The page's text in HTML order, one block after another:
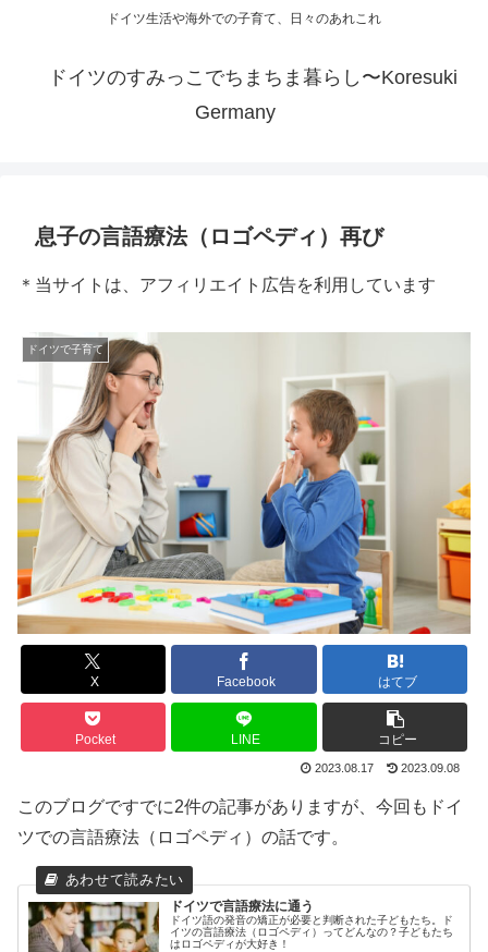
ドイツ生活や海外での子育て、日々のあれこれ
ドイツのすみっこでちまちま暮らし〜Koresuki
Germany
息子の言語療法（ロゴペディ）再び
＊当サイトは、アフィリエイト広告を利用しています
ドイツで子育て
X Facebook はてブ
Pocket LINE コピー
2023.08.17 2023.09.08
このブログですでに2件の記事がありますが、今回もドイ
ツでの言語療法（ロゴペディ）の話です。
ドイツで言語療法に通う
ドイツ語の発音の矯正が必要と判断された子どもたち。ド
イツの言語療法（ロゴペディ）ってどんなの？子どもたち
はロゴペディが大好き！